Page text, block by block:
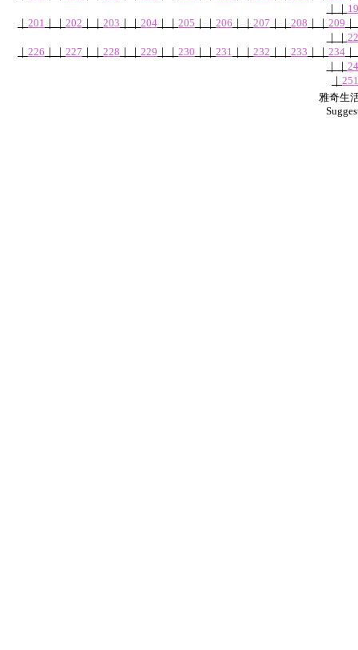
｜
｜
｜ 201 ｜ ｜ 202 ｜ ｜ 203 ｜ ｜ 204 ｜ ｜ 205 ｜ ｜ 206 ｜ ｜ 207 ｜ ｜ 208 ｜ ｜ 209 ｜
｜
｜
｜ 226 ｜ ｜ 227 ｜ ｜ 228 ｜ ｜ 229 ｜ ｜ 230 ｜ ｜ 231 ｜ ｜ 232 ｜ ｜ 233 ｜ ｜ 234 ｜
｜
｜
｜ 251
雅奇生